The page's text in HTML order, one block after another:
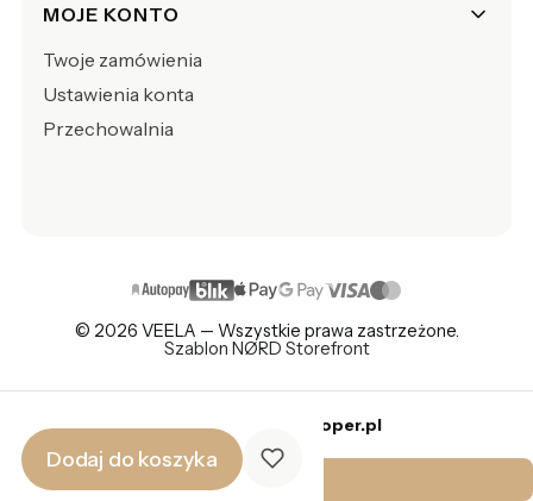
MOJE KONTO
Twoje zamówienia
Ustawienia konta
Przechowalnia
© 2026 VEELA — Wszystkie prawa zastrzeżone.
Szablon NØRD Storefront
Sklep internetowy Shoper.pl
Dodaj do koszyka